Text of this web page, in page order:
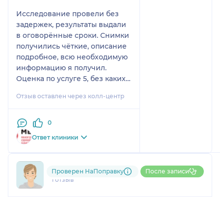
Исследование провели без
задержек, результаты выдали
в оговорённые сроки. Снимки
получились чёткие, описание
подробное, всю необходимую
информацию я получил.
Оценка по услуге 5, без каких-
Отзыв оставлен через колл-центр
0
Ответ клиники
792....@....ru
1 отзыв
Проверен НаПоправку После записи